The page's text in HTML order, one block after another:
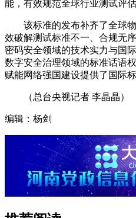
能，有效规范全球行业测试评估
该标准的发布补齐了全球物
效破解测试标准不一、合规无
密码安全领域的技术实力与国
数字安全治理领域的标准话语
赋能网络强国建设提供了国际标
（总台央视记者 李晶晶）
编辑：杨剑